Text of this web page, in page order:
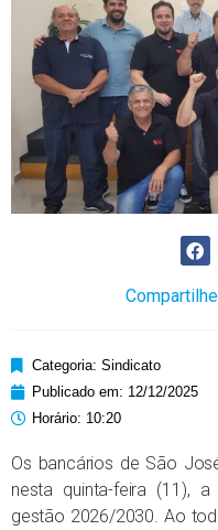
Categoria: Sindicato
Publicado em: 12/12/2025
Horário: 10:20
Os bancários de São
nesta quinta-feira (11),
gestão 2026/2030. Ao